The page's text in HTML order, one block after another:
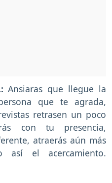
Ansiaras que llegue la
que te agrada,
retrasen un poco
con tu presencia,
atraerás aún más
así el acercamiento.